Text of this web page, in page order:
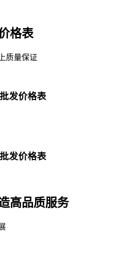
格表
质量保证
发价格表
发价格表
高品质服务